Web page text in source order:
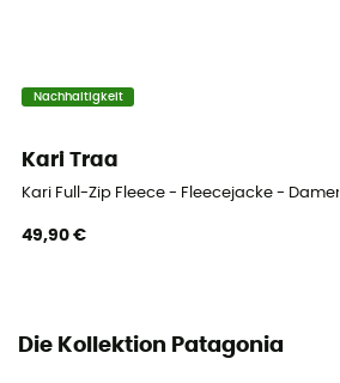
Nachhaltigkeit
Kari Traa
Kari Full-Zip Fleece - Fleecejacke - Damen
49,90 €
Die Kollektion Patagonia